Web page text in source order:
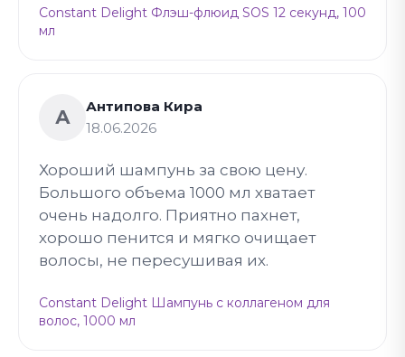
Constant Delight Флэш-флюид SOS 12 секунд, 100
мл
А
Антипова Кира
18.06.2026
Хороший шампунь за свою цену.
Большого объема 1000 мл хватает
очень надолго. Приятно пахнет,
хорошо пенится и мягко очищает
волосы, не пересушивая их.
Constant Delight Шампунь с коллагеном для
волос, 1000 мл